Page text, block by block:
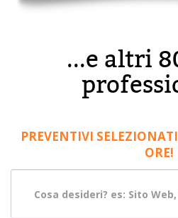
...e altri
PREVENTIVI
ORE!